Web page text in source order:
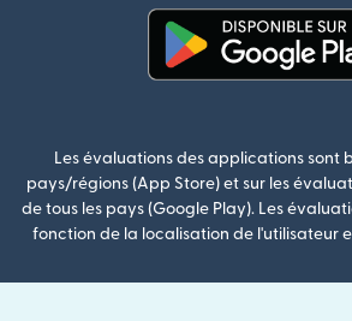
Les évaluations des applications sont
pays/régions (App Store) et sur les
de tous les pays (Google Play). Les
fonction de la localisation de l'utilisateur